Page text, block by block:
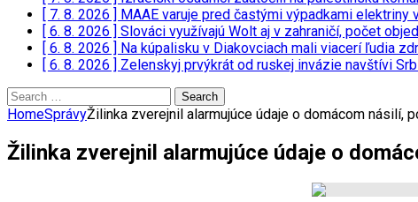
[ 7. 8. 2026 ] MAAE varuje pred častými výpadkami
[ 6. 8. 2026 ] Slováci využívajú Wolt aj v zahraničí, počet
[ 6. 8. 2026 ] Na kúpalisku v Diakovciach mali viacerí ľudia
[ 6. 8. 2026 ] Zelenskyj prvýkrát od ruskej invázie navštívi
Search
for:
HomeSprávyŽilinka zverejnil alarmujúce údaje o domácom násilí,
Žilinka zverejnil alarmujúce údaje o